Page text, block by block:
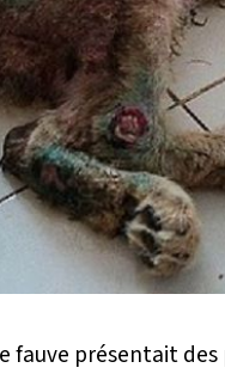
présentait des